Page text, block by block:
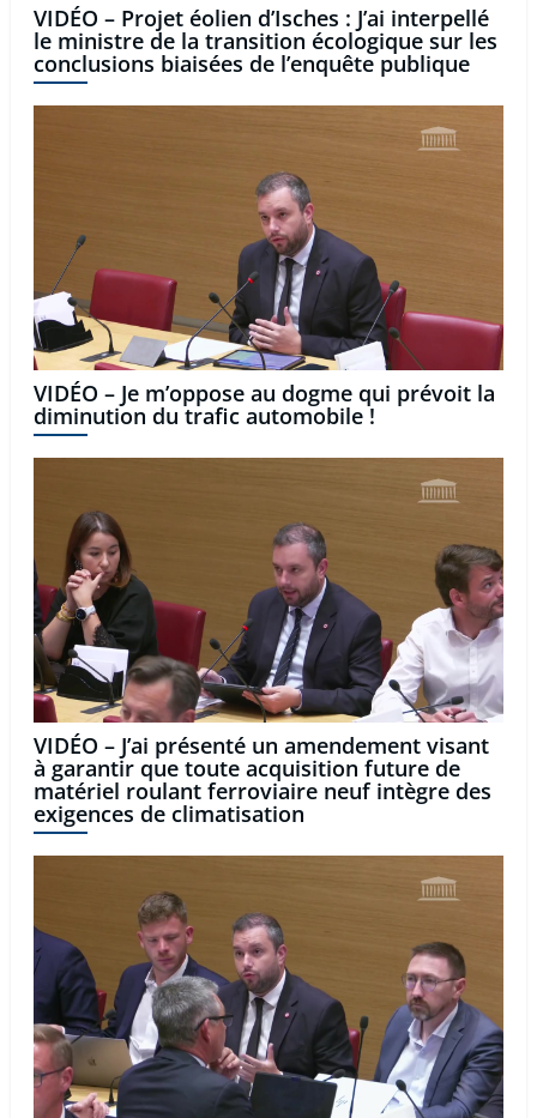
VIDÉO – Projet éolien d’Isches : J’ai interpellé
le ministre de la transition écologique sur les
conclusions biaisées de l’enquête publique
VIDÉO – Je m’oppose au dogme qui prévoit la
diminution du trafic automobile !
VIDÉO – J’ai présenté un amendement visant
à garantir que toute acquisition future de
matériel roulant ferroviaire neuf intègre des
exigences de climatisation